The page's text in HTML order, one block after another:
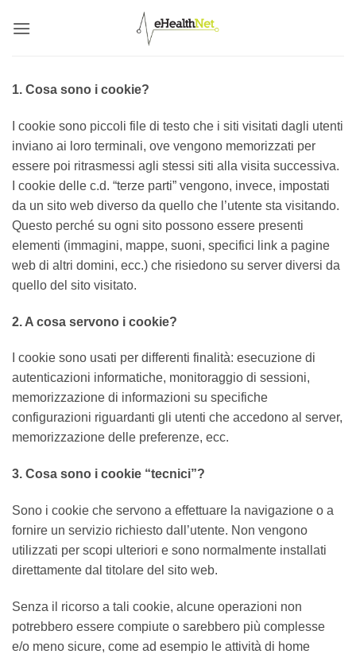
1. Cosa sono i cookie?
I cookie sono piccoli file di testo che i siti visitati dagli utenti
inviano ai loro terminali, ove vengono memorizzati per
essere poi ritrasmessi agli stessi siti alla visita successiva.
I cookie delle c.d. “terze parti” vengono, invece, impostati
da un sito web diverso da quello che l’utente sta visitando.
Questo perché su ogni sito possono essere presenti
elementi (immagini, mappe, suoni, specifici link a pagine
web di altri domini, ecc.) che risiedono su server diversi da
quello del sito visitato.
2. A cosa servono i cookie?
I cookie sono usati per differenti finalità: esecuzione di
autenticazioni informatiche, monitoraggio di sessioni,
memorizzazione di informazioni su specifiche
configurazioni riguardanti gli utenti che accedono al server,
memorizzazione delle preferenze, ecc.
3. Cosa sono i cookie “tecnici”?
Sono i cookie che servono a effettuare la navigazione o a
fornire un servizio richiesto dall’utente. Non vengono
utilizzati per scopi ulteriori e sono normalmente installati
direttamente dal titolare del sito web.
Senza il ricorso a tali cookie, alcune operazioni non
potrebbero essere compiute o sarebbero più complesse
e/o meno sicure, come ad esempio le attività di home